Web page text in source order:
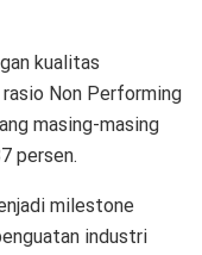
kualitas
Non Performing
masing-masing
persen.
milestone
industri